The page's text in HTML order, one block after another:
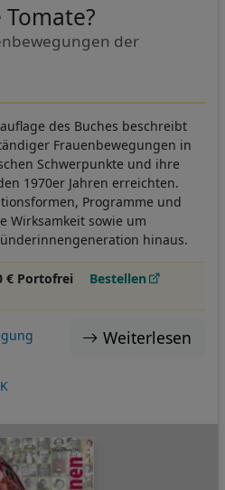
der
des Buches beschreibt
Frauenbewegungen in
Schwerpunkte und ihre
1970er Jahren erreichten.
Programme und
Wirksamkeit sowie um
hinaus.
€ Portofrei Bestellen
Weiterlesen